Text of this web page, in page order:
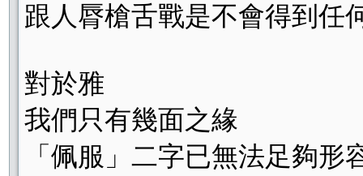
跟人脣槍舌戰是不會得到任
對於雅
我們只有幾面之緣
「佩服」二字已無法足夠形